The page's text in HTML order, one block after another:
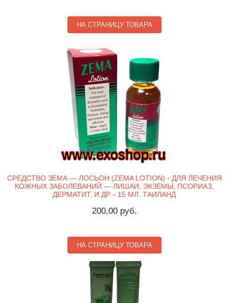
НА СТРАНИЦУ ТОВАРА
СРЕДСТВО ЗЕМА — ЛОСЬОН (ZEMA LOTION) - ДЛЯ ЛЕЧЕНИЯ
КОЖНЫХ ЗАБОЛЕВАНИЙ — ЛИШАИ, ЭКЗЕМЫ, ПСОРИАЗ,
ДЕРМАТИТ, И ДР. - 15 МЛ. ТАИЛАНД
200,00 руб.
НА СТРАНИЦУ ТОВАРА